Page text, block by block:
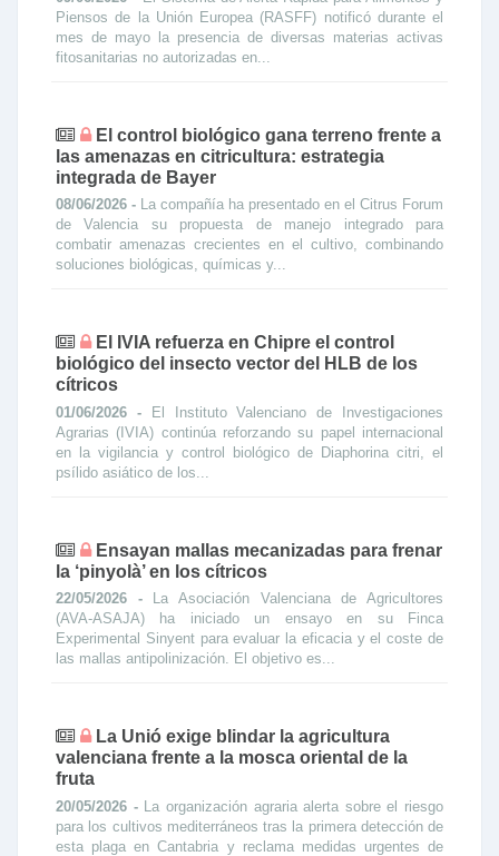
Piensos de la Unión Europea (RASFF) notificó durante el
mes de mayo la presencia de diversas materias activas
fitosanitarias no autorizadas en...
El control biológico gana terreno frente a
las amenazas en citricultura: estrategia
integrada de Bayer
08/06/2026 - La compañía ha presentado en el Citrus Forum
de Valencia su propuesta de manejo integrado para
combatir amenazas crecientes en el cultivo, combinando
soluciones biológicas, químicas y...
El IVIA refuerza en Chipre el control
biológico del insecto vector del HLB de los
cítricos
01/06/2026 - El Instituto Valenciano de Investigaciones
Agrarias (IVIA) continúa reforzando su papel internacional
en la vigilancia y control biológico de Diaphorina citri, el
psílido asiático de los...
Ensayan mallas mecanizadas para frenar
la ‘pinyolà’ en los cítricos
22/05/2026 -
La Asociación Valenciana de Agricultores
(AVA-ASAJA) ha iniciado un ensayo en su Finca
Experimental Sinyent para evaluar la eficacia y el coste de
las mallas antipolinización. El objetivo es...
La Unió exige blindar la agricultura
valenciana frente a la mosca oriental de la
fruta
20/05/2026 - La organización agraria alerta sobre el riesgo
para los cultivos mediterráneos tras la primera detección de
esta plaga en Cantabria y reclama medidas urgentes de